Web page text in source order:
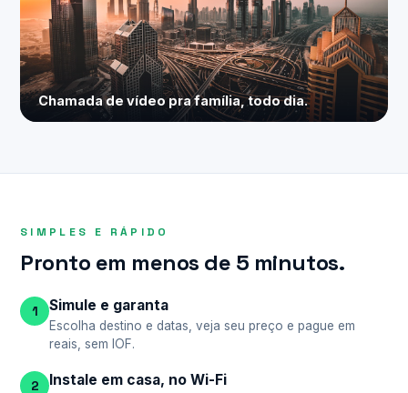
Chamada de vídeo pra família, todo dia.
SIMPLES E RÁPIDO
Pronto em menos de 5 minutos.
1 Simule e garanta
Escolha destino e datas, veja seu preço e pague em
reais, sem IOF.
2 Instale em casa, no Wi-Fi